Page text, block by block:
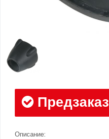
Предзаказ
Описание: